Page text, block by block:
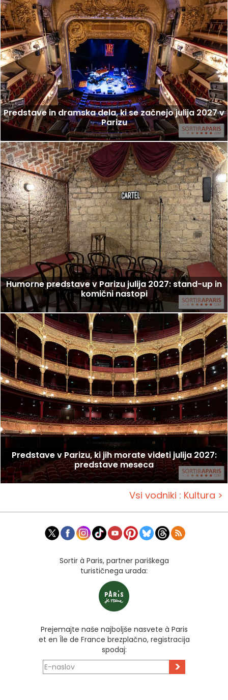
Predstave in dramska dela, ki se začnejo julija 2027 v
Parizu
Humorne predstave v Parizu julija 2027: stand-up in
komični nastopi
Predstave v Parizu, ki jih morate videti julija 2027:
predstave meseca
Vsi vodniki : Kultura >
Sortir à Paris, partner pariškega
turističnega urada:
Prejemajte naše najboljše nasvete à Paris
et en Île de France brezplačno, registracija
spodaj:
>